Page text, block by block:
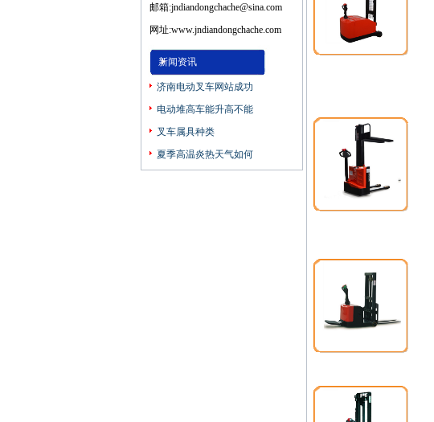
邮箱:jndiandongchache@sina.com
网址:www.jndiandongchache.com
新闻资讯
济南电动叉车网站成功
电动堆高车能升高不能
叉车属具种类
夏季高温炎热天气如何